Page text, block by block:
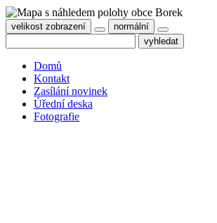
velikost zobrazení normální
Domů
Kontakt
Zasílání novinek
Úřední deska
Fotografie